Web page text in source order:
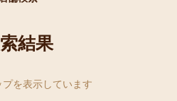
結果
プを表示しています